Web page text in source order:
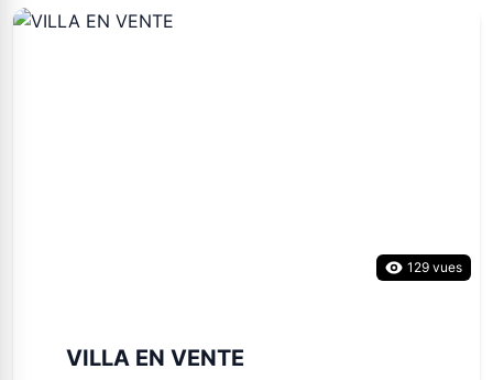
129 vues
VILLA EN VENTE